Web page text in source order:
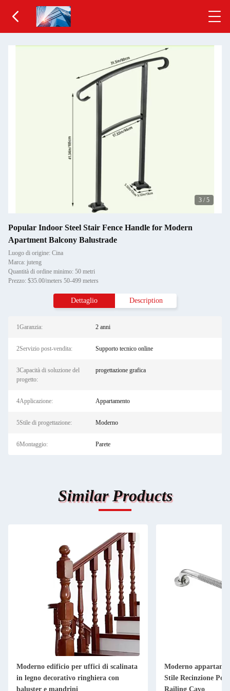
3 / 5
Popular Indoor Steel Stair Fence Handle for Modern
Apartment Balcony Balustrade
Luogo di origine: Cina
Marca: juteng
Quantità di ordine minimo: 50 metri
Prezzo: $35.00/meters 50-499 meters
Dettaglio Description
1Garanzia: 2 anni
2Servizio post-vendita: Supporto tecnico online
3Capacità di soluzione del
progetto:
progettazione grafica
4Applicazione: Appartamento
5Stile di progettazione: Moderno
6Montaggio: Parete
Similar Products
Moderno edificio per uffici di scalinata
in legno decorativo ringhiera con
baluster e mandrini
Moderno
Stile Recinzione
Railing Cavo